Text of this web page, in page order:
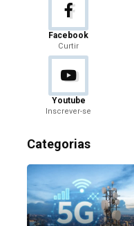
Facebook
Curtir
Youtube
Inscrever-se
Categorias